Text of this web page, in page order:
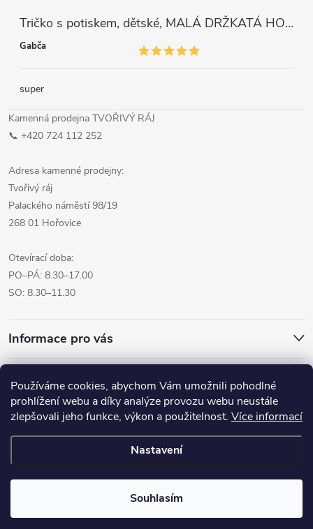
Používáme cookies, abychom Vám umožnili pohodlné
prohlížení webu a díky analýze provozu webu neustále
zlepšovali jeho funkce, výkon a použitelnost. Více informací
Nastavení
Souhlasím
Tričko s potiskem, dětské, MALÁ DRŽKATÁ HOLKA, 1 ks
Gabča
super
Kamenná prodejna TVOŘIVÝ RÁJ
📞 +420 724 112 252
Adresa kamenné prodejny:
Tvořivý ráj
Palackého náměstí 98/19
268 01 Hořovice
Otevírací doba:
PO–PÁ: 8.30–17.00
SO: 8.30–11.30
Informace pro vás
Přijímáme online platby
vyhrazena.